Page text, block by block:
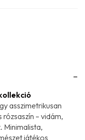
asszimetrikusan
– vidám,
Minimalista,
játékos